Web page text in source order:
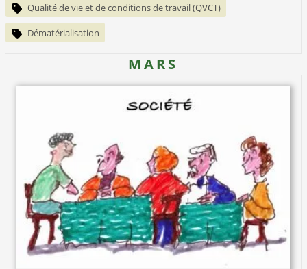
Qualité de vie et de conditions de travail (QVCT)
Dématérialisation
MARS